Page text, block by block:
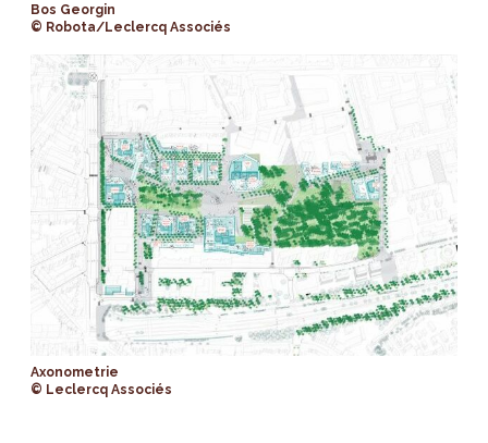
Bos Georgin
© Robota/Leclercq Associés
Axonometrie
© Leclercq Associés